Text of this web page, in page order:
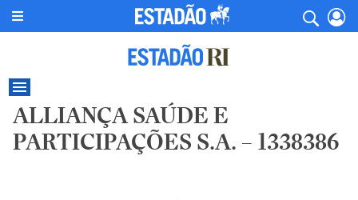
ALLIANÇA SAÚDE E
PARTICIPAÇÕES S.A. – 1338386